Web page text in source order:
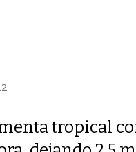
tropical